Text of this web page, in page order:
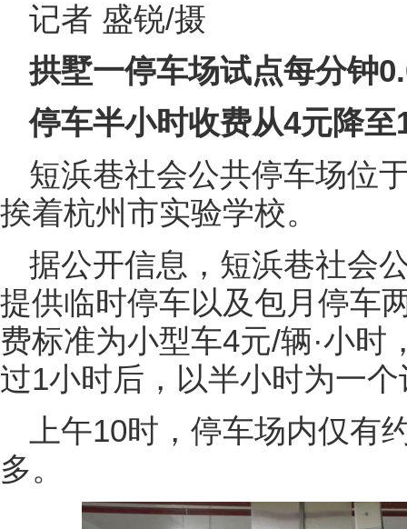
记者 盛锐/摄
拱墅一停车场试点每分钟
停车半小时收费从4元降至
短浜巷社会公共停车场位
挨着杭州市实验学校。
据公开信息，短浜巷社会
提供临时停车以及包月停车
费标准为小型车4元/辆·小时
过1小时后，以半小时为一
上午10时，停车场内仅有
多。